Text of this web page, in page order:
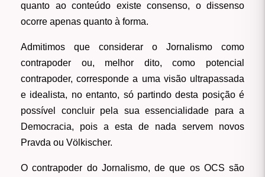
quanto ao conteúdo existe consenso, o dissenso
ocorre apenas quanto à forma.
Admitimos que considerar o Jornalismo como
contrapoder ou, melhor dito, como potencial
contrapoder, corresponde a uma visão ultrapassada
e idealista, no entanto, só partindo desta posição é
possível concluir pela sua essencialidade para a
Democracia, pois a esta de nada servem novos
Pravda ou Völkischer.
O contrapoder do Jornalismo, de que os OCS são